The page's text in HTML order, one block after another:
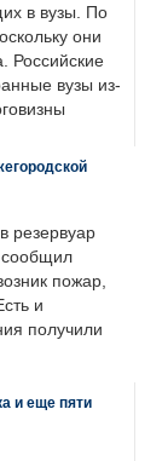
в вузы. По
они
Российские
вузы из-
резервуар
пожар,
и
получили
и еще пяти